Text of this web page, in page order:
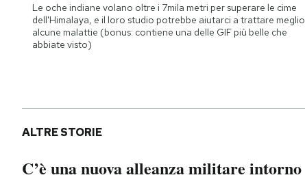
Le oche indiane volano oltre i 7mila metri per superare le cime
dell'Himalaya, e il loro studio potrebbe aiutarci a trattare meglio
alcune malattie (bonus: contiene una delle GIF più belle che
abbiate visto)
ALTRE STORIE
C’è una nuova alleanza militare intorno